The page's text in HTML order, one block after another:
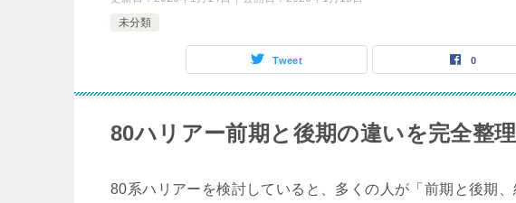
未分類
Tweet 0
80ハリアー前期と後期の違いを完全整理
80系ハリアーを検討していると、多くの人が「前期と後期